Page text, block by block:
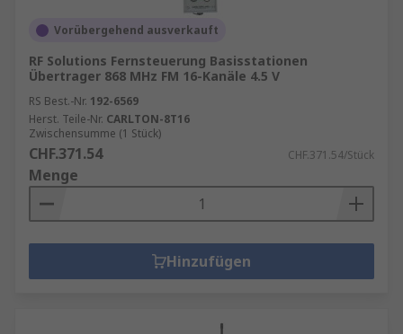
Vorübergehend ausverkauft
RF Solutions Fernsteuerung Basisstationen
Übertrager 868 MHz FM 16-Kanäle 4.5 V
RS Best.-Nr. 192-6569
Herst. Teile-Nr. CARLTON-8T16
Zwischensumme (1 Stück)
CHF.371.54 CHF.371.54/Stück
Menge
Hinzufügen